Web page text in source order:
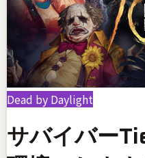
Dead by Daylight
サバイバー